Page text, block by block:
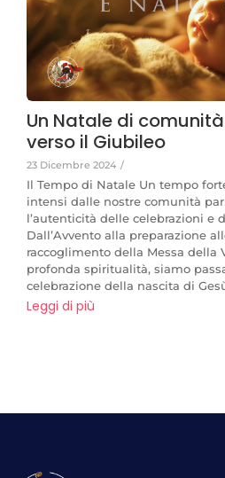
Un Natale di
verso il Giubileo
23 Dicembre 2024 /
Il Tempo di Natale Un tempo
intensi dalle nostre comunità
l’autenticità delle celebrazioni e
Dall’Avvento alla preparazione
raccoglimento della Messa della
profonda spiritualità, siamo
celebrazione della nascita di
Leggi di più